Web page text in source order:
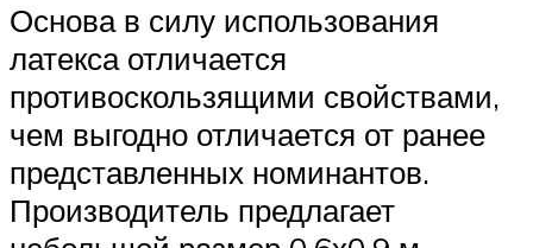
Основа в силу использования
латекса отличается
противоскользящими свойствами,
чем выгодно отличается от ранее
представленных номинантов.
Производитель предлагает